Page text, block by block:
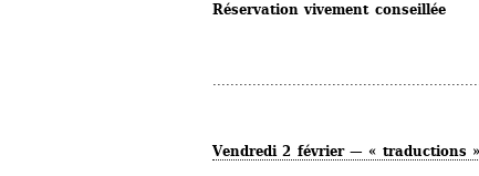
Réservation vivement conseillée
Vendredi 2 février — « traductions »